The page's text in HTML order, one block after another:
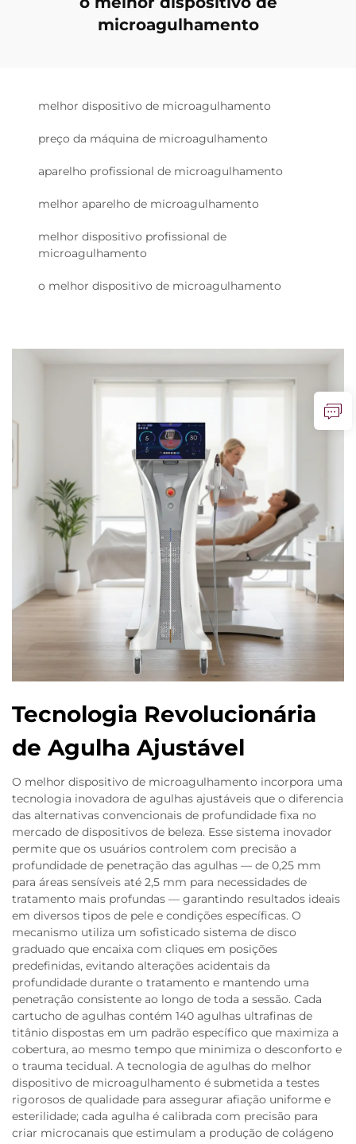
microagulhamento
melhor dispositivo de microagulhamento
preço da máquina de microagulhamento
aparelho profissional de microagulhamento
melhor aparelho de microagulhamento
melhor dispositivo profissional de
microagulhamento
o melhor dispositivo de microagulhamento
Tecnologia Revolucionária
de Agulha Ajustável
O melhor dispositivo de microagulhamento incorpora uma
tecnologia inovadora de agulhas ajustáveis que o diferencia
das alternativas convencionais de profundidade fixa no
mercado de dispositivos de beleza. Esse sistema inovador
permite que os usuários controlem com precisão a
profundidade de penetração das agulhas — de 0,25 mm
para áreas sensíveis até 2,5 mm para necessidades de
tratamento mais profundas — garantindo resultados ideais
em diversos tipos de pele e condições específicas. O
mecanismo utiliza um sofisticado sistema de disco
graduado que encaixa com cliques em posições
predefinidas, evitando alterações acidentais da
profundidade durante o tratamento e mantendo uma
penetração consistente ao longo de toda a sessão. Cada
cartucho de agulhas contém 140 agulhas ultrafinas de
titânio dispostas em um padrão específico que maximiza a
cobertura, ao mesmo tempo que minimiza o desconforto e
o trauma tecidual. A tecnologia de agulhas do melhor
dispositivo de microagulhamento é submetida a testes
rigorosos de qualidade para assegurar afiação uniforme e
esterilidade; cada agulha é calibrada com precisão para
criar microcanais que estimulam a produção de colágeno